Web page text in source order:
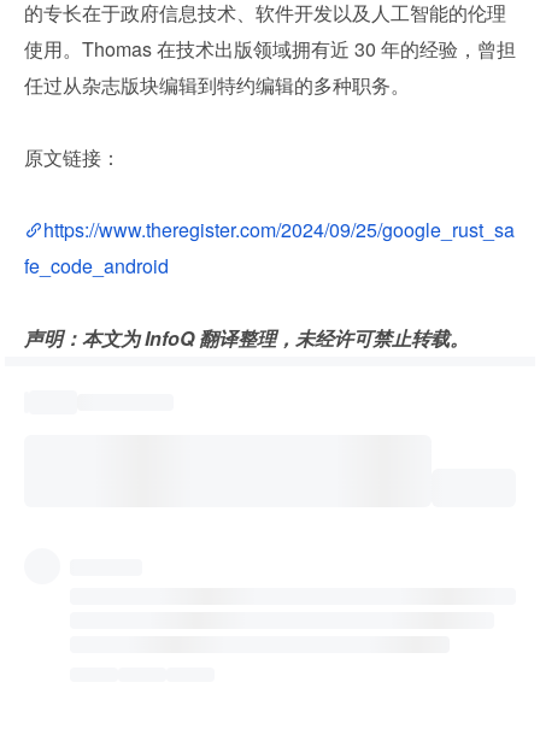
的专长在于政府信息技术、软件开发以及人工智能的伦理
使用。Thomas 在技术出版领域拥有近 30 年的经验，曾担
任过从杂志版块编辑到特约编辑的多种职务。
原文链接：
https://www.theregister.com/2024/09/25/google_rust_sa
fe_code_android
声明：本文为 InfoQ 翻译整理，未经许可禁止转载。